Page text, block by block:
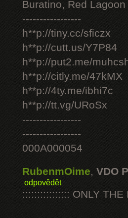
Buratino, Red
-----------------
h**p://tiny.cc/sficzx
h**p://cutt.us/Y7P84
h**p://put2.me/
h**p://citly.me/47kMX
h**p://4ty.me/ibhi7c
h**p://tt.vg/URoSx
-----------------
-----------------
000A000054
RubenmOime, VDO
odpovědět
:::::::::::::::: ONLY THE